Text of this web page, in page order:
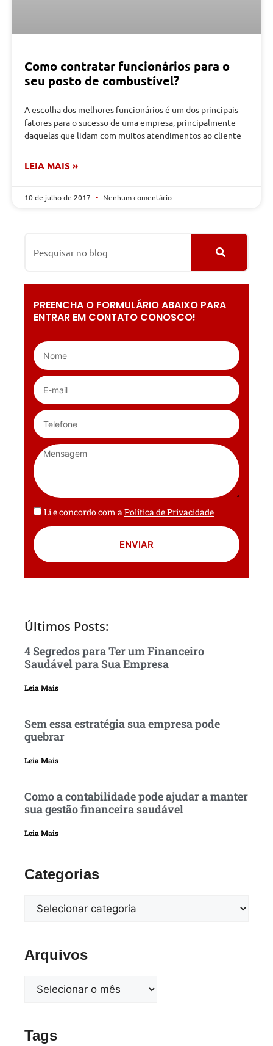
Como contratar funcionários para o
seu posto de combustível?
A escolha dos melhores funcionários é um dos principais
fatores para o sucesso de uma empresa, principalmente
daquelas que lidam com muitos atendimentos ao cliente
LEIA MAIS »
10 de julho de 2017 Nenhum comentário
PREENCHA O FORMULÁRIO ABAIXO PARA
ENTRAR EM CONTATO CONOSCO!
Li e concordo com aPolítica de Privacidade
ENVIAR
Últimos Posts:
4 Segredos para Ter um Financeiro
Saudável para Sua Empresa
Leia Mais
Sem essa estratégia sua empresa pode
quebrar
Leia Mais
Como a contabilidade pode ajudar a manter
sua gestão financeira saudável
Leia Mais
Categorias
Arquivos
Tags